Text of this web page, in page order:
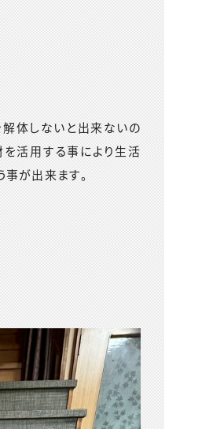
体しないと出来ないの
活用する事により生活
が出来ます。